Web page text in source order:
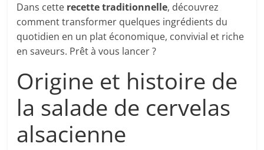
Dans cette recette traditionnelle, découvrez
comment transformer quelques ingrédients du
quotidien en un plat économique, convivial et riche
en saveurs. Prêt à vous lancer ?
Origine et histoire de
la salade de cervelas
alsacienne